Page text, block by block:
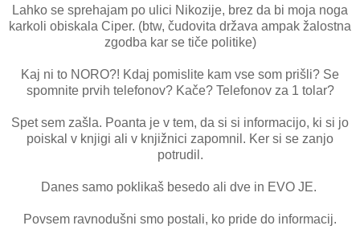
Lahko se sprehajam po ulici Nikozije, brez da bi moja noga
karkoli obiskala Ciper. (btw, čudovita država ampak žalostna
zgodba kar se tiče politike)
Kaj ni to NORO?! Kdaj pomislite kam vse som prišli? Se
spomnite prvih telefonov? Kače? Telefonov za 1 tolar?
Spet sem zašla. Poanta je v tem, da si si informacijo, ki si jo
poiskal v knjigi ali v knjižnici zapomnil. Ker si se zanjo
potrudil.
Danes samo poklikaš besedo ali dve in EVO JE.
Povsem ravnodušni smo postali, ko pride do informacij.